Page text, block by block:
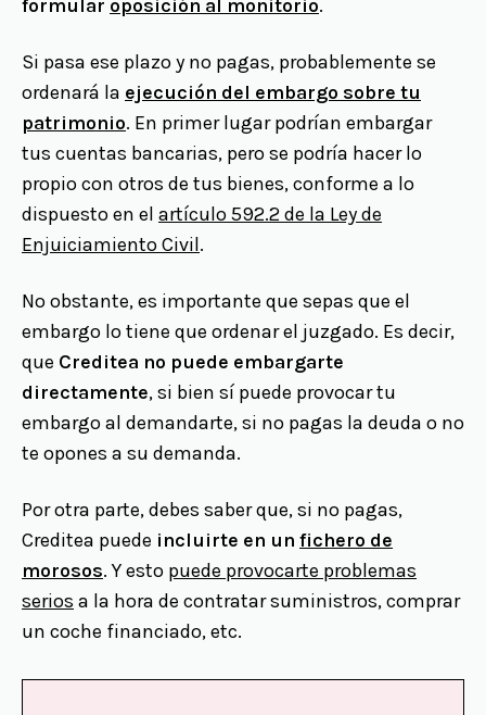
formular oposición al monitorio.
Si pasa ese plazo y no pagas, probablemente se
ordenará la ejecución del embargo sobre tu
patrimonio. En primer lugar podrían embargar
tus cuentas bancarias, pero se podría hacer lo
propio con otros de tus bienes, conforme a lo
dispuesto en el artículo 592.2 de la Ley de
Enjuiciamiento Civil.
No obstante, es importante que sepas que el
embargo lo tiene que ordenar el juzgado. Es decir,
que Creditea no puede embargarte
directamente, si bien sí puede provocar tu
embargo al demandarte, si no pagas la deuda o no
te opones a su demanda.
Por otra parte, debes saber que, si no pagas,
Creditea puede incluirte en un fichero de
morosos. Y esto puede provocarte problemas
serios a la hora de contratar suministros, comprar
un coche financiado, etc.